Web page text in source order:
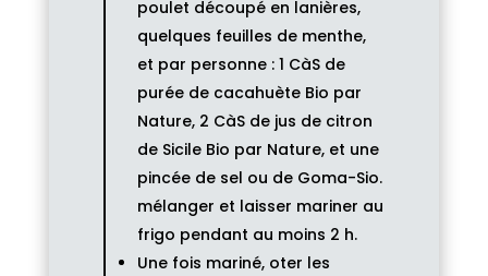
poulet découpé en lanières,
quelques feuilles de menthe,
et par personne : 1 CàS de
purée de cacahuète Bio par
Nature, 2 CàS de jus de citron
de Sicile Bio par Nature, et une
pincée de sel ou de Goma-Sio.
mélanger et laisser mariner au
frigo pendant au moins 2 h.
Une fois mariné, oter les